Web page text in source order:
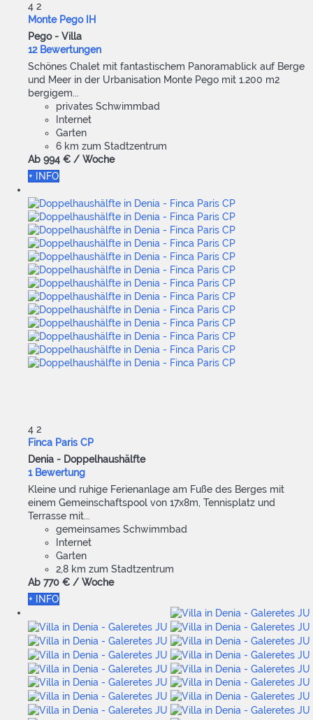
4 2
Monte Pego IH
Pego - Villa
12 Bewertungen
Schönes Chalet mit fantastischem Panoramablick auf Berge
und Meer in der Urbanisation Monte Pego mit 1.200 m2
bergigem...
privates Schwimmbad
Internet
Garten
6 km zum Stadtzentrum
Ab 994 € / Woche
+ INFO
4 2
Finca Paris CP
Denia - Doppelhaushälfte
1 Bewertung
Kleine und ruhige Ferienanlage am Fuße des Berges mit
einem Gemeinschaftspool von 17x8m, Tennisplatz und
Terrasse mit...
gemeinsames Schwimmbad
Internet
Garten
2,8 km zum Stadtzentrum
Ab 770 € / Woche
+ INFO